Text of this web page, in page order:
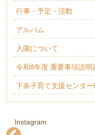
行事・予定・活動
アルバム
入園について
令和8年度 重要事項説明
下条子育て支援センタ
Instagram